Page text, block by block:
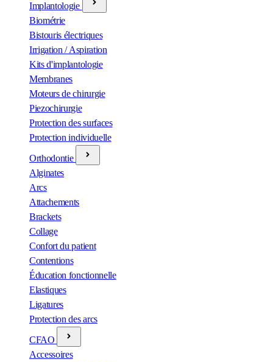
Implantologie
Biométrie
Bistouris électriques
Irrigation / Aspiration
Kits d'implantologie
Membranes
Moteurs de chirurgie
Piezochirurgie
Protection des surfaces
Protection individuelle
Orthodontie
Alginates
Arcs
Attachements
Brackets
Collage
Confort du patient
Contentions
Éducation fonctionnelle
Elastiques
Ligatures
Protection des arcs
CFAO
Accessoires